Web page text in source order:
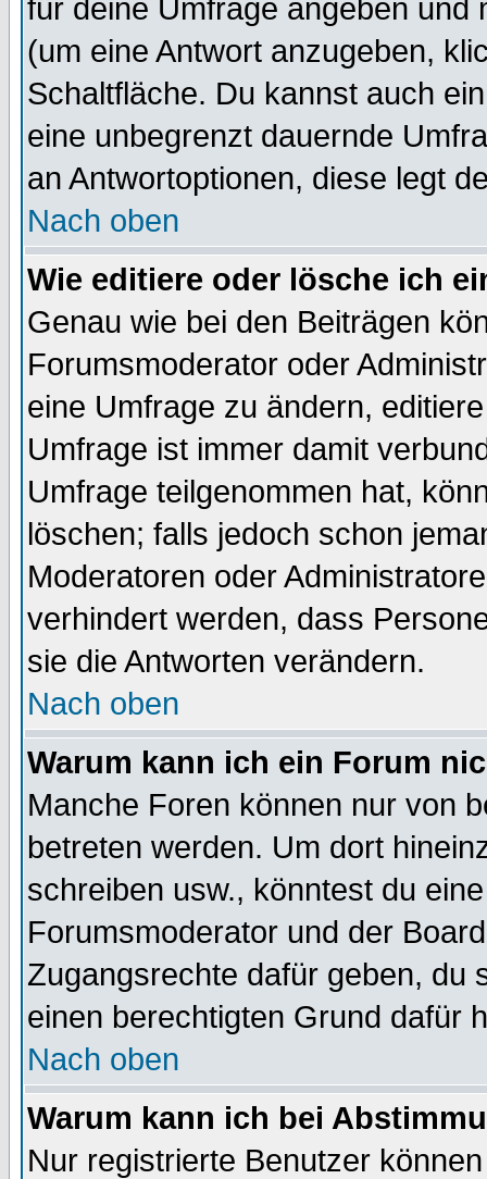
für deine Umfrage angeben und
(um eine Antwort anzugeben,
Schaltfläche. Du kannst auch
eine unbegrenzt dauernde
an Antwortoptionen, diese legt
Nach oben
Wie editiere oder lösche ich
Genau wie bei den Beiträgen
Forumsmoderator oder
eine Umfrage zu ändern,
Umfrage ist immer damit
Umfrage teilgenommen hat,
löschen; falls jedoch schon
Moderatoren oder
verhindert werden, dass
sie die Antworten verändern.
Nach oben
Warum kann ich ein Forum
Manche Foren können nur von
betreten werden. Um dort
schreiben usw., könntest du
Forumsmoderator und der
Zugangsrechte dafür geben, du
einen berechtigten Grund dafür
Nach oben
Warum kann ich bei
Nur registrierte Benutzer